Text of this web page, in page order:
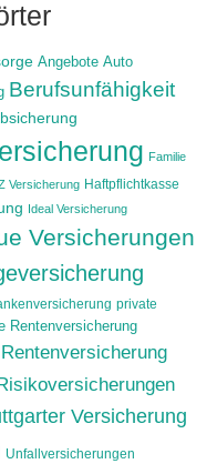
Angebote Auto
Berufsunfähigkeit
Familie
Versicherung Haftpflichtkasse
Ideal Versicherung
Versicherungen
private
Rentenversicherung
Rentenversicherung
Versicherung
Unfallversicherungen